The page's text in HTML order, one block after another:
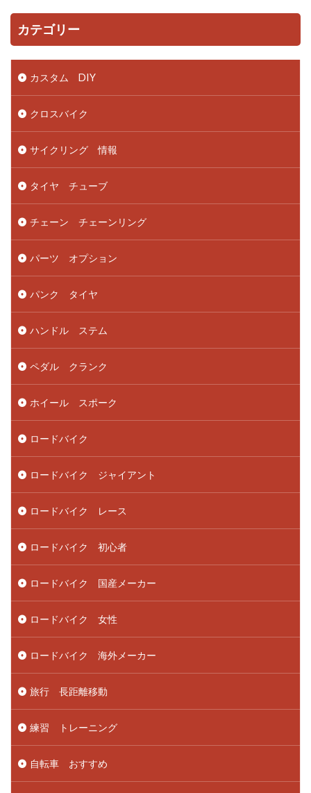
カテゴリー
カスタム DIY
クロスバイク
サイクリング 情報
タイヤ チューブ
チェーン チェーンリング
パーツ オプション
パンク タイヤ
ハンドル ステム
ペダル クランク
ホイール スポーク
ロードバイク
ロードバイク ジャイアント
ロードバイク レース
ロードバイク 初心者
ロードバイク 国産メーカー
ロードバイク 女性
ロードバイク 海外メーカー
旅行 長距離移動
練習 トレーニング
自転車 おすすめ